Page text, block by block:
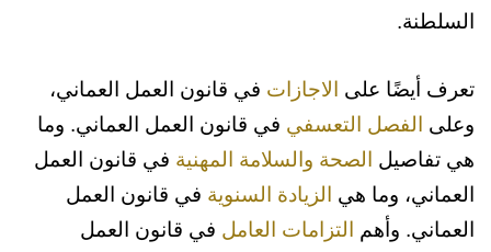
السلطنة.
تعرف أيضًا على الاجازات في قانون العمل العماني،
وعلى
الفصل التعسفي في قانون العمل العماني. وما
هي تفاصيل
الصحة والسلامة المهنية في قانون العمل
العماني، وما هي
الزيادة السنوية في قانون العمل
العماني. وأهم
التزامات العامل في قانون العمل